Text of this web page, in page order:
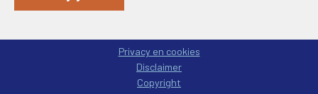
Privacy en cookies
Disclaimer
Copyright